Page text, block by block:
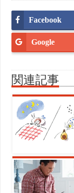
Facebook
Google
関連記事